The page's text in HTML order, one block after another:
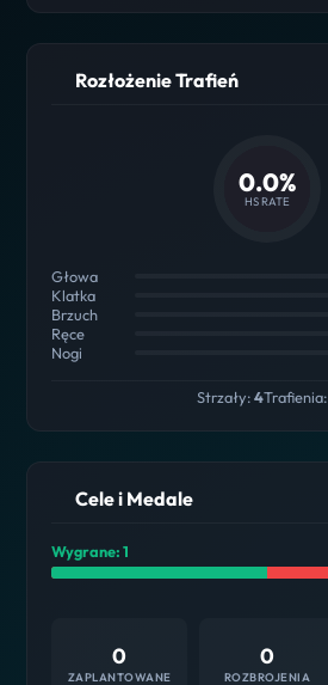
Rozłożenie Trafień
0.0%
HS RATE
Głowa
Klatka
Brzuch
Ręce
Nogi
Strzały:4Trafienia:
Cele i Medale
Wygrane: 1
0
ZAPLANTOWANE
0
ROZBROJENIA